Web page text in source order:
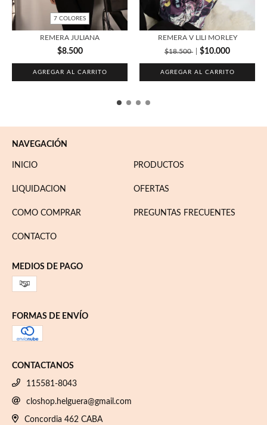
7 COLORES
REMERA JULIANA
$8.500
AGREGAR AL CARRITO
REMERA V LILI MORLEY
$18.500
$10.000
AGREGAR AL CARRITO
NAVEGACIÓN
INICIO PRODUCTOS
LIQUIDACION OFERTAS
COMO COMPRAR PREGUNTAS FRECUENTES
CONTACTO
MEDIOS DE PAGO
FORMAS DE ENVÍO
CONTACTANOS
115581-8043
closhop.helguera@gmail.com
Concordia 462 CABA